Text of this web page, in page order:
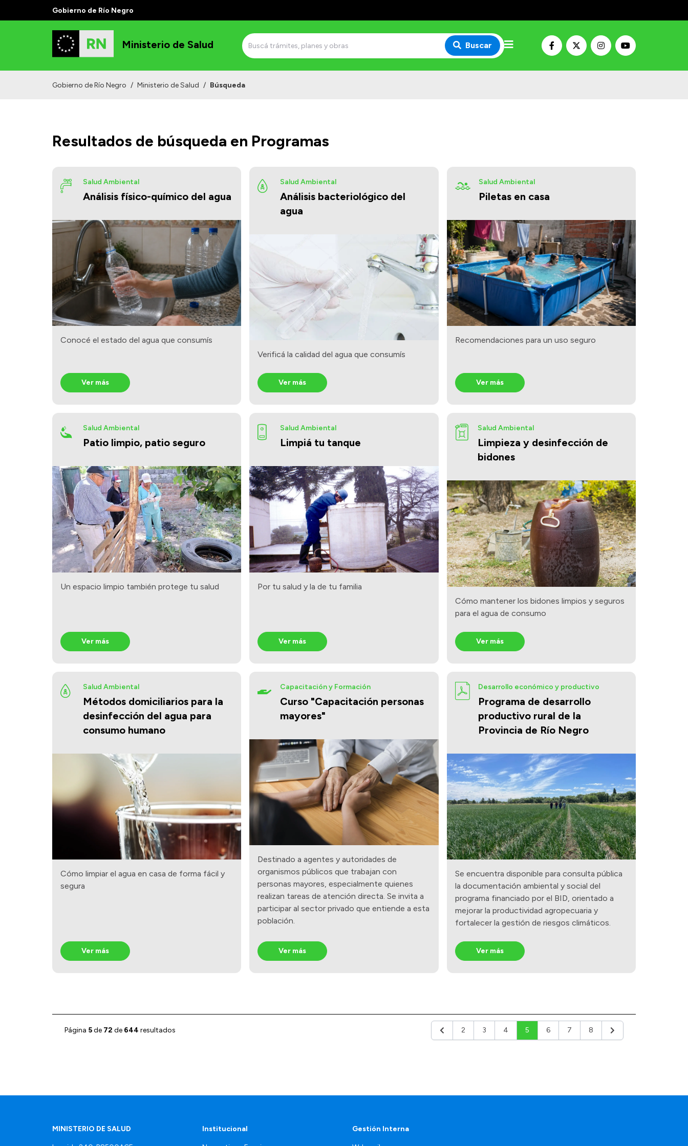
Gobierno de Río Negro
Ministerio de Salud Buscar
Gobierno de Río Negro / Ministerio de Salud / Búsqueda
Resultados de búsqueda en Programas
Análisis físico-químico del agua
Salud Ambiental
Conocé el estado del agua que consumís
Ver más
Análisis bacteriológico del
agua
Salud Ambiental
Verificá la calidad del agua que consumís
Ver más
Piletas en casa
Salud Ambiental
Recomendaciones para un uso seguro
Ver más
Patio limpio, patio seguro
Salud Ambiental
Un espacio limpio también protege tu salud
Ver más
Limpiá tu tanque
Salud Ambiental
Por tu salud y la de tu familia
Ver más
Limpieza y desinfección de
bidones
Salud Ambiental
Cómo mantener los bidones limpios y seguros
para el agua de consumo
Ver más
Métodos domiciliarios para la
desinfección del agua para
consumo humano
Salud Ambiental
Cómo limpiar el agua en casa de forma fácil y
segura
Ver más
Curso "Capacitación personas
mayores"
Capacitación y Formación
Destinado a agentes y autoridades de
organismos públicos que trabajan con
personas mayores, especialmente quienes
realizan tareas de atención directa. Se invita a
participar al sector privado que entiende a esta
población.
Ver más
Programa de desarrollo
productivo rural de la
Provincia de Río Negro
Desarrollo económico y productivo
Se encuentra disponible para consulta pública
la documentación ambiental y social del
programa financiado por el BID, orientado a
mejorar la productividad agropecuaria y
fortalecer la gestión de riesgos climáticos.
Ver más
Página 5de 72 de 644 resultados Anterior
2 3 4 5 6 7 8 Siguiente
MINISTERIO DE SALUD Institucional Gestión Interna